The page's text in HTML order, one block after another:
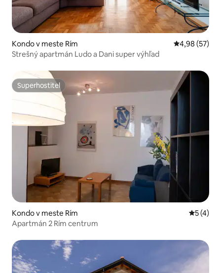
Kondo v meste Rím Priemerné
4,98 (57)
Strešný apartmán Ludo a Dani super výhľad
Superhostiteľ
Superhostiteľ
Kondo v meste Rím
5 (4)
Apartmán 2 Rím centrum